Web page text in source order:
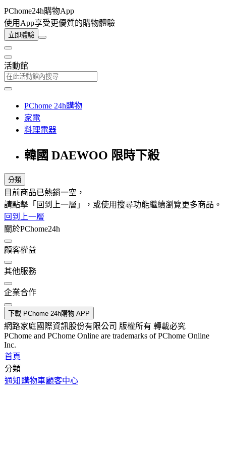
PChome24h購物App
使用App享受更優質的購物體驗
立即體驗
活動館
PChome 24h購物
家電
料理電器
韓國 DAEWOO 限時下殺
分類
目前商品已熱銷一空，
請點擊「回到上一層」，或使用搜尋功能繼續瀏覽更多商品。
回到上一層
關於PChome24h
顧客權益
其他服務
企業合作
下載 PChome 24h購物 APP
網路家庭國際資訊股份有限公司 版權所有 轉載必究
PChome and PChome Online are trademarks of PChome Online
Inc.
首頁
分類
通知 購物車顧客中心